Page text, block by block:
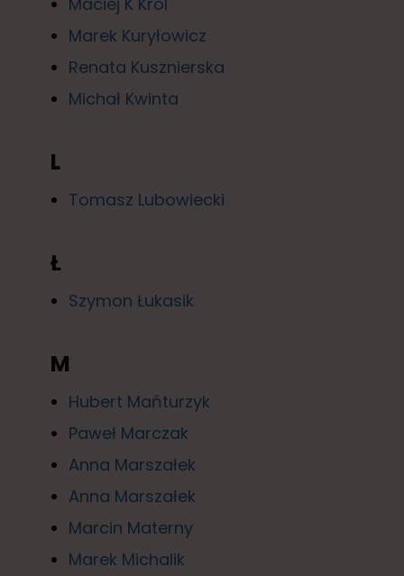
Marek Kuryłowicz
Renata Kusznierska
Michał Kwinta
L
Tomasz Lubowiecki
Ł
Szymon Łukasik
M
Hubert Mańturzyk
Paweł Marczak
Anna Marszałek
Anna Marszałek
Marcin Materny
Marek Michalik